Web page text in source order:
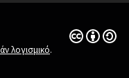
λογισμικό.
Άδεια
(Εξωτερική